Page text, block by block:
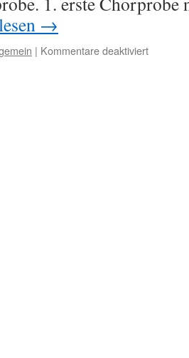
→
| Kommentare deaktiviertfür